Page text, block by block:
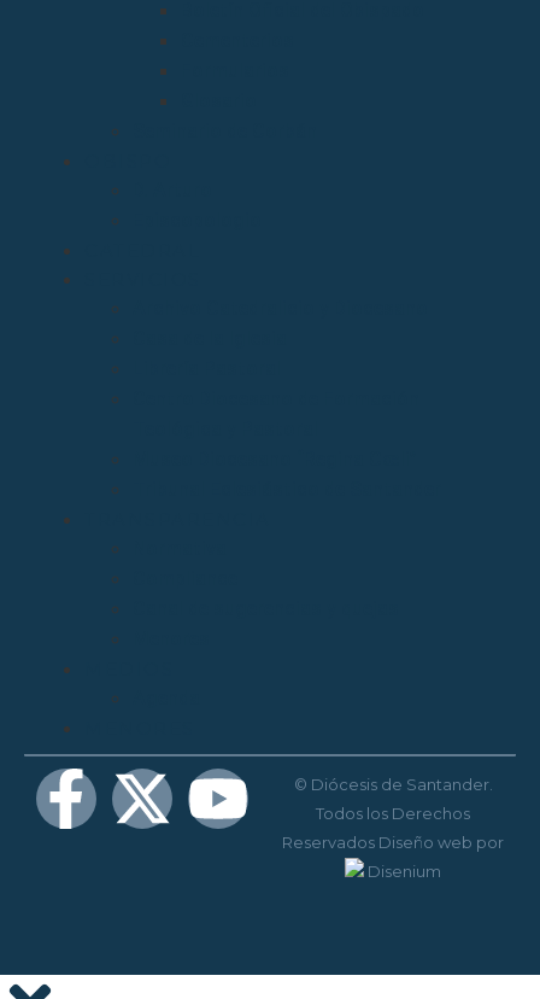
© Diócesis de Santander.
Todos los Derechos
Reservados Diseño web por
Disenium